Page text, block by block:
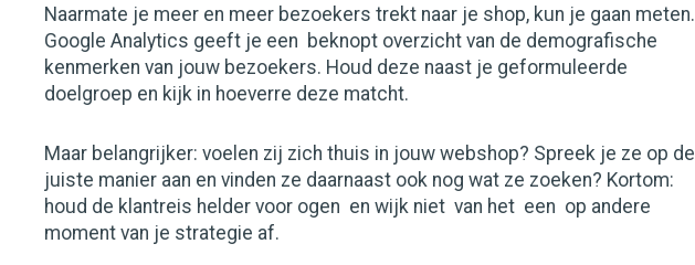
Naarmate je meer en meer bezoekers trekt naar je shop, kun je gaan meten.
Google Analytics geeft je een beknopt overzicht van de demografische
kenmerken van jouw bezoekers. Houd deze naast je geformuleerde
doelgroep en kijk in hoeverre deze matcht.
Maar belangrijker: voelen zij zich thuis in jouw webshop? Spreek je ze op de
juiste manier aan en vinden ze daarnaast ook nog wat ze zoeken? Kortom:
houd de klantreis helder voor ogen en wijk niet van het een op andere
moment van je strategie af.